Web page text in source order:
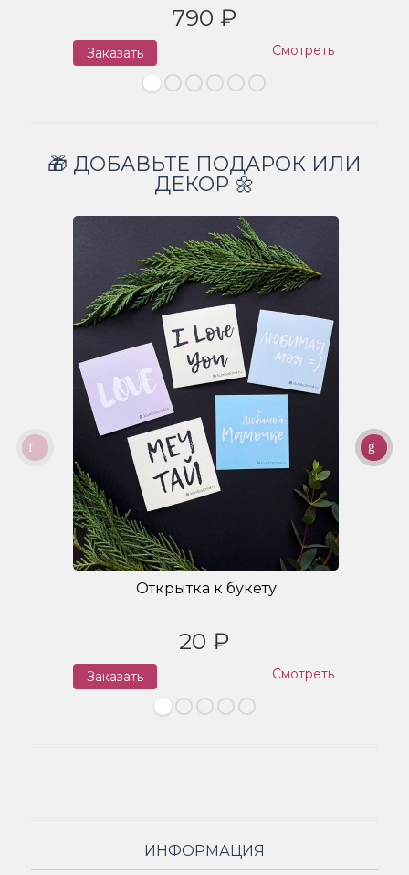
790 ₽
Заказать Смотреть
🎁 ДОБАВЬТЕ ПОДАРОК ИЛИ
ДЕКОР 🌼
Открытка к букету
20 ₽
Заказать Смотреть
ИНФОРМАЦИЯ